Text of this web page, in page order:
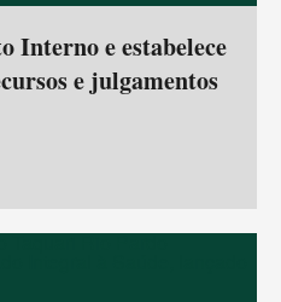
Interno e estabelece
e julgamentos